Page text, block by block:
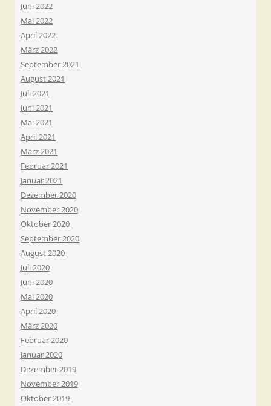
Juni 2022
Mai 2022
April 2022
März 2022
September 2021
August 2021
Juli 2021
Juni 2021
Mai 2021
April 2021
März 2021
Februar 2021
Januar 2021
Dezember 2020
November 2020
Oktober 2020
September 2020
August 2020
Juli 2020
Juni 2020
Mai 2020
April 2020
März 2020
Februar 2020
Januar 2020
Dezember 2019
November 2019
Oktober 2019